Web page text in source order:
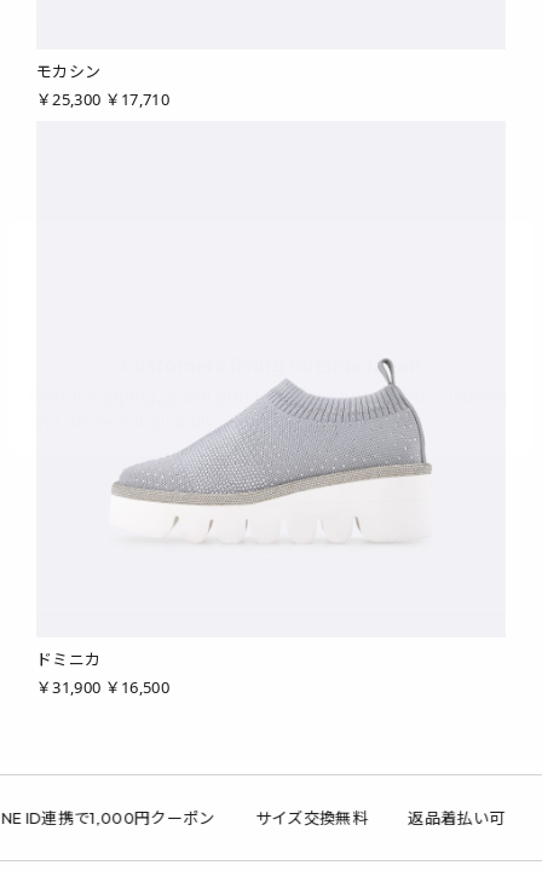
モカシン
￥25,300 ￥17,710
ドミニカ
￥31,900 ￥16,500
ID連携で1,000円クーポン サイズ交換無料 返品着払い可